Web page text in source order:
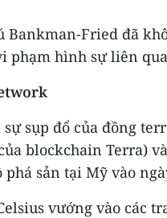
Bankman-Fried đã
phạm hình sự liên
sự sụp đổ của đồng
blockchain Terra)
sản tại Mỹ vào
vướng vào các